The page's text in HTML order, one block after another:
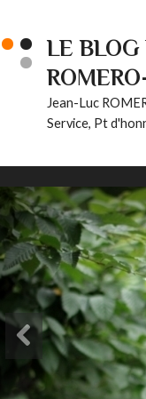
LE BLOG
Jean-Luc
Service, Pt